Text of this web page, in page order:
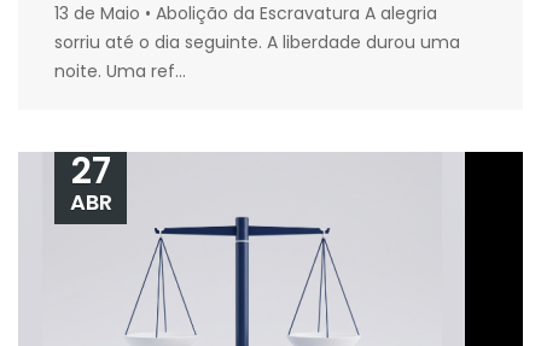
13 de Maio • Abolição da Escravatura A alegria
sorriu até o dia seguinte. A liberdade durou uma
noite. Uma ref...
27
ABR